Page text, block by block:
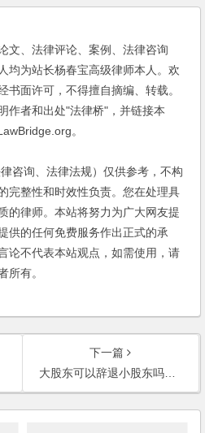
文、法律评论、案例、法律咨询
均为站长杨春宝高级律师本人。欢
书面许可，不得擅自摘编、转载。
作者和出处"法律桥"，并链接本
。
询、法律法规）仅供参考，不构
完整性和时效性负责。您在处理具
的律师。本站将努力为广大网友提
供的任何免费服务作出正式的承
论不代表本站观点，如需使用，请
所有。
下一篇
大股东可以辞退小股东吗？大股东要通过财务账面处理让小股东无法得到分红，怎么办？